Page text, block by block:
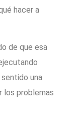
hacer a
de que esa
una
los problemas